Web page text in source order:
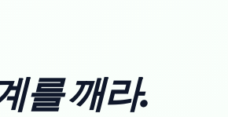
를 깨라.